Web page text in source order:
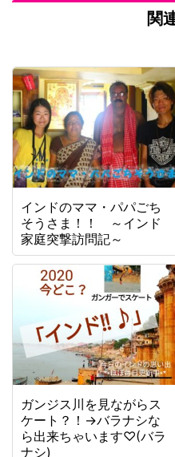
関
インドのママ・パパごち
そうさま！！ ～インド
家庭突撃訪問記～
ガンジス川を見ながらス
ケート？！→バラナシな
ら出来ちゃいます♡(バラ
ナシ)